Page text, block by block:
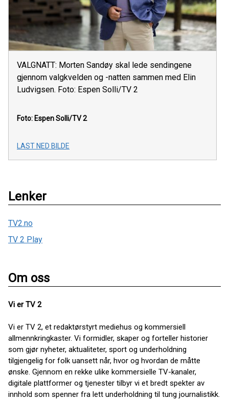
VALGNATT: Morten Sandøy skal lede sendingene
gjennom valgkvelden og -natten sammen med Elin
Ludvigsen. Foto: Espen Solli/TV 2
Foto: Espen Solli/TV 2
LAST NED BILDE
Lenker
TV2.no
TV 2 Play
Om oss
Vi er TV 2
Vi er TV 2, et redaktørstyrt mediehus og kommersiell
allmennkringkaster. Vi formidler, skaper og forteller historier
som gjør nyheter, aktualiteter, sport og underholdning
tilgjengelig for folk uansett når, hvor og hvordan de måtte
ønske. Gjennom en rekke ulike kommersielle TV-kanaler,
digitale plattformer og tjenester tilbyr vi et bredt spekter av
innhold som spenner fra lett underholdning til tung journalistikk.